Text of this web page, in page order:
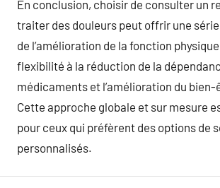
En conclusion, choisir de consulter un
traiter des douleurs peut offrir une série
de l’amélioration de la fonction
flexibilité à la réduction de la
médicaments et l’amélioration du
Cette approche globale et sur mesure
pour ceux qui préfèrent des options de
personnalisés.